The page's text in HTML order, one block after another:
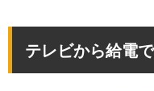
テレビから給電